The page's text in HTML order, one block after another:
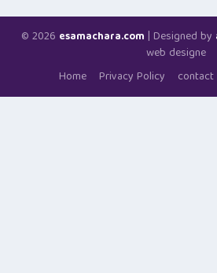
© 2026 esamachara.com | Designed by
web designe
Home
Privacy Policy contact